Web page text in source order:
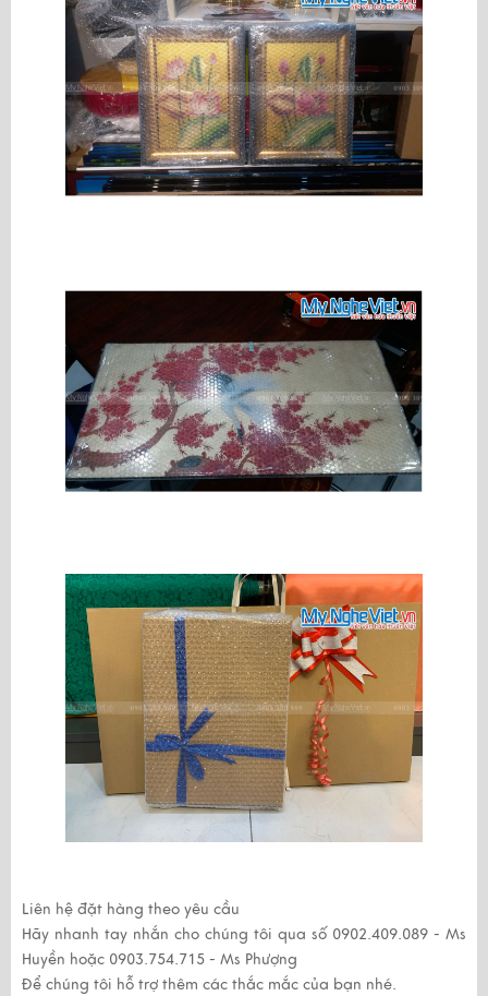
Liên hệ đặt hàng theo yêu cầu
Hãy nhanh tay nhắn cho chúng tôi qua số 0902.409.089 - Ms
Huyền hoặc 0903.754.715 - Ms Phượng
Để chúng tôi hỗ trợ thêm các thắc mắc của bạn nhé.